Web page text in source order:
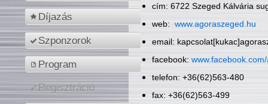
Díjazás
Szponzorok
Program
Regisztráció
cím: 6722 Szeged Kálvária
web: www.agoraszeged.hu
email:
facebook:
telefon: +36(62)563-480
fax: +36(62)563-499